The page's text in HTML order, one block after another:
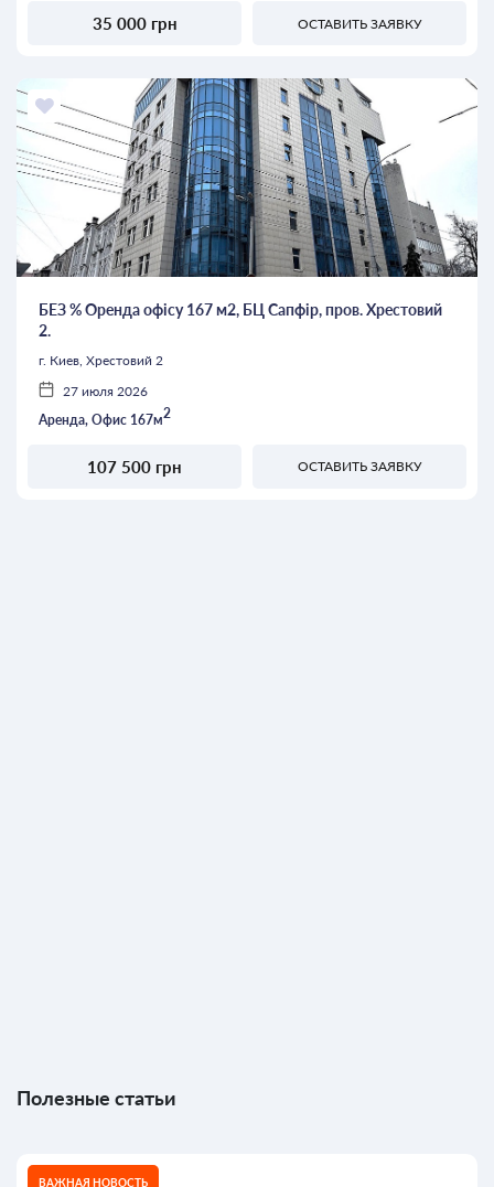
35 000 грн ОСТАВИТЬ ЗАЯВКУ
БЕЗ % Оренда офісу 167 м2, БЦ Сапфір, пров. Хрестовий
2.
г. Киев, Хрестовий 2
27 июля 2026
Аренда, Офис 167м2
107 500 грн ОСТАВИТЬ ЗАЯВКУ
Полезные статьи
ВАЖНАЯ НОВОСТЬ